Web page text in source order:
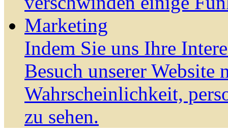
Marketing
Indem Sie uns Ihre
Besuch unserer Website
Wahrscheinlichkeit,
zu sehen.